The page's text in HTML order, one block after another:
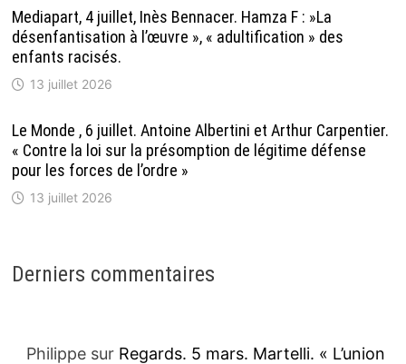
Mediapart, 4 juillet, Inès Bennacer. Hamza F : »La
désenfantisation à l’œuvre », « adultification » des
enfants racisés.
13 juillet 2026
Le Monde , 6 juillet. Antoine Albertini et Arthur Carpentier.
« Contre la loi sur la présomption de légitime défense
pour les forces de l’ordre »
13 juillet 2026
Derniers commentaires
Philippesur Regards. 5 mars. Martelli. « L’union